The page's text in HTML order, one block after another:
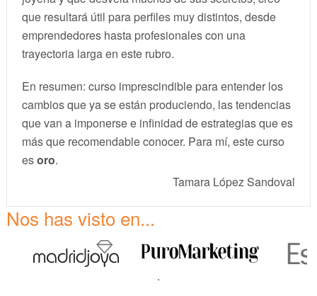
que resultará útil para perfiles muy distintos, desde
emprendedores hasta profesionales con una
trayectoria larga en este rubro.
En resumen: curso imprescindible para entender los
cambios que ya se están produciendo, las tendencias
que van a imponerse e infinidad de estrategias que es
más que recomendable conocer. Para mí, este curso
esoro.
Tamara López Sandoval
Nos has visto en...
.